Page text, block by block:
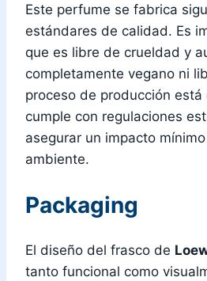
Este perfume se fabrica
estándares de calidad. Es
que es libre de crueldad y
completamente vegano ni
proceso de producción
cumple con regulaciones
asegurar un impacto
ambiente.
Packaging
El diseño del frasco de
tanto funcional como